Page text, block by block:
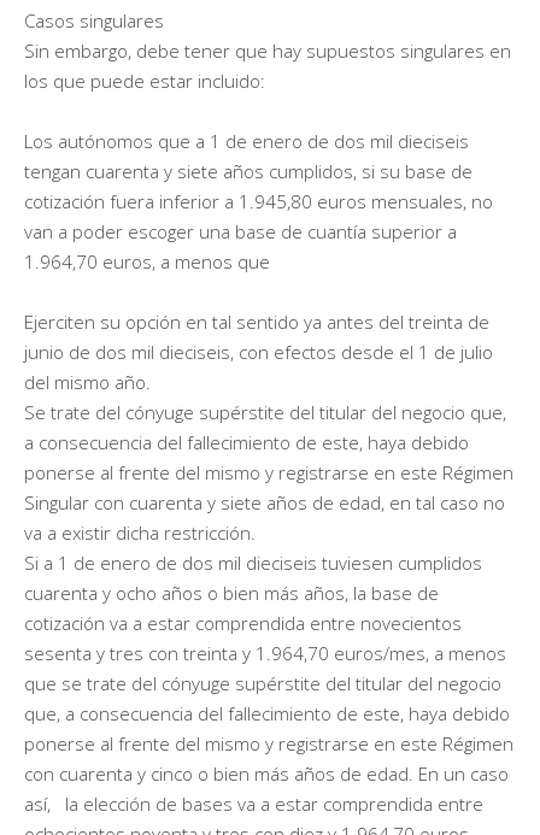
Casos singulares
Sin embargo, debe tener que hay supuestos singulares en
los que puede estar incluido:
Los autónomos que a 1 de enero de dos mil dieciseis
tengan cuarenta y siete años cumplidos, si su base de
cotización fuera inferior a 1.945,80 euros mensuales, no
van a poder escoger una base de cuantía superior a
1.964,70 euros, a menos que
Ejerciten su opción en tal sentido ya antes del treinta de
junio de dos mil dieciseis, con efectos desde el 1 de julio
del mismo año.
Se trate del cónyuge supérstite del titular del negocio que,
a consecuencia del fallecimiento de este, haya debido
ponerse al frente del mismo y registrarse en este Régimen
Singular con cuarenta y siete años de edad, en tal caso no
va a existir dicha restricción.
Si a 1 de enero de dos mil dieciseis tuviesen cumplidos
cuarenta y ocho años o bien más años, la base de
cotización va a estar comprendida entre novecientos
sesenta y tres con treinta y 1.964,70 euros/mes, a menos
que se trate del cónyuge supérstite del titular del negocio
que, a consecuencia del fallecimiento de este, haya debido
ponerse al frente del mismo y registrarse en este Régimen
con cuarenta y cinco o bien más años de edad. En un caso
así, la elección de bases va a estar comprendida entre